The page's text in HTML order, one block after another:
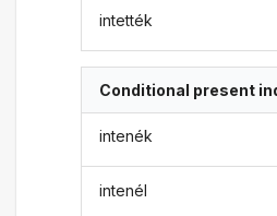
intették
Conditional present
intenék
intenél